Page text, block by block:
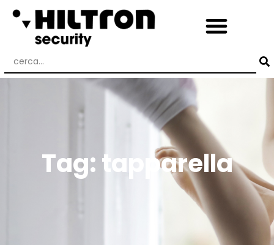
Tag: tapparella